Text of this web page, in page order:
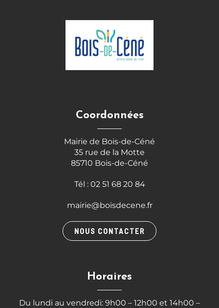
Coordonnées
Mairie de Bois-de-Céné
35 rue de la Motte
85710 Bois-de-Céné
Tél : 02 51 68 20 84
mairie@boisdecene.fr
NOUS CONTACTER
Horaires
Du lundi au vendredi: 9h00 – 12h00 et 14h00 –